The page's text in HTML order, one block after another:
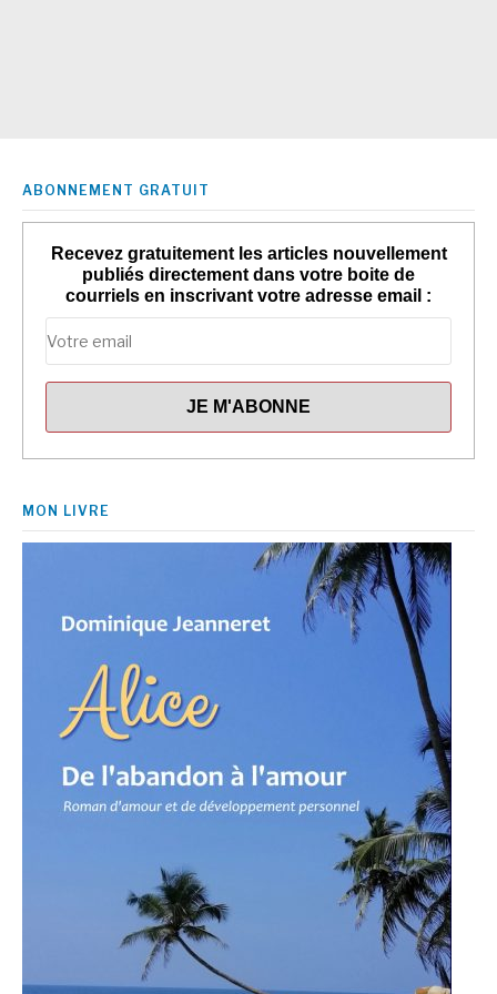
ABONNEMENT GRATUIT
Recevez gratuitement les articles nouvellement
publiés directement dans votre boite de
courriels en inscrivant votre adresse email :
MON LIVRE